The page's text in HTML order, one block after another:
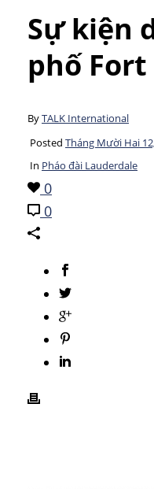
Sự kiện
phố
ByTALK International
Posted Tháng Mười Hai
In Pháo đài Lauderdale
0
0